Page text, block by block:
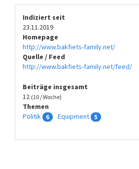
Indiziert seit
23.11.2019
Homepage
http://www.bakfiets-family.net/
Quelle / Feed
http://www.bakfiets-family.net/feed/
Beiträge insgesamt
12 (10 / Woche)
Themen
Politik
6 Equipment 5